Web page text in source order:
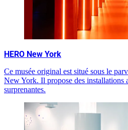
HERO New York
Ce musée original est situé sous le
New York. Il propose des installations
surprenantes.